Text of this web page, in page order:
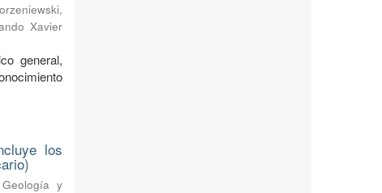
Xavier
general,
los
y